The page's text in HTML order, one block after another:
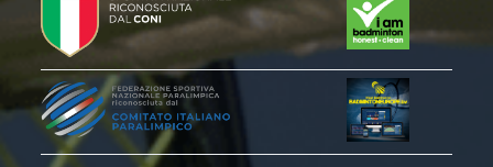
ALBO D'ORO CAMPIONATI ITALIANI
CAMPIONATI A SQUADRE
EVENTI INTERNAZIONALI
CLASSIFICHE NAZIONALI